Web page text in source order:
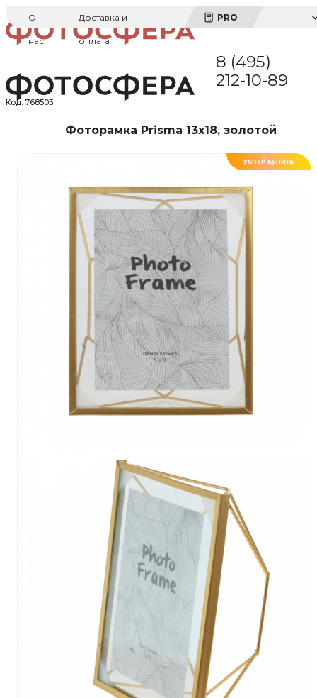
О
нас
Доставка и
оплата
PRO
8 (495)
212-10-89
Код: 768503
УСПЕЙ КУПИТЬ
Фоторамка Prisma 13х18, золотой